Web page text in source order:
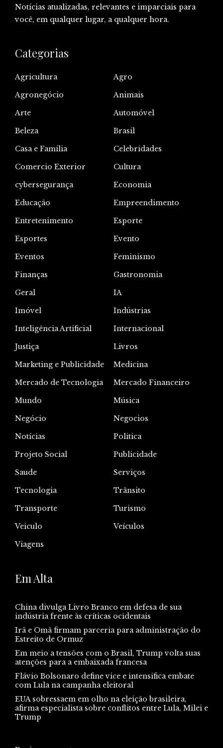
Notícias atualizadas, relevantes e imparciais para
você, em qualquer lugar, a qualquer hora.
Categorias
Agricultura
Agro
Agronegócio
Animais
Arte
Automóvel
Beleza
Brasil
Casa e Família
Celebridades
Comercio Exterior
Cultura
cybersegurança
Economia
Educação
Empreendimento
Entretenimento
Esporte
Esportes
Evento
Eventos
Feminismo
Finanças
Gastronomia
Geral
IA
Imóvel
Indústrias
Inteligência Artificial
Internacional
Justiça
Livros
Marketing e Publicidade
Medicina
Mercado de Tecnologia
Mercado Financeiro
Mundo
Música
Negócio
Negocios
Notícias
Politica
Projeto Social
Publicidade
Saude
Serviços
Tecnologia
Trânsito
Transporte
Turismo
Veiculo
Veículos
Viagens
Em Alta
China divulga Livro Branco em defesa de sua
indústria frente às críticas ocidentais
Irã e Omã firmam parceria para administração do
Estreito de Ormuz
Em meio a tensões com o Brasil, Trump volta suas
atenções para a embaixada francesa
Flávio Bolsonaro define vice e intensifica embate
com Lula na campanha eleitoral
EUA sobressaem em olho na eleição brasileira,
afirma especialista sobre conflitos entre Lula, Milei e
Trump